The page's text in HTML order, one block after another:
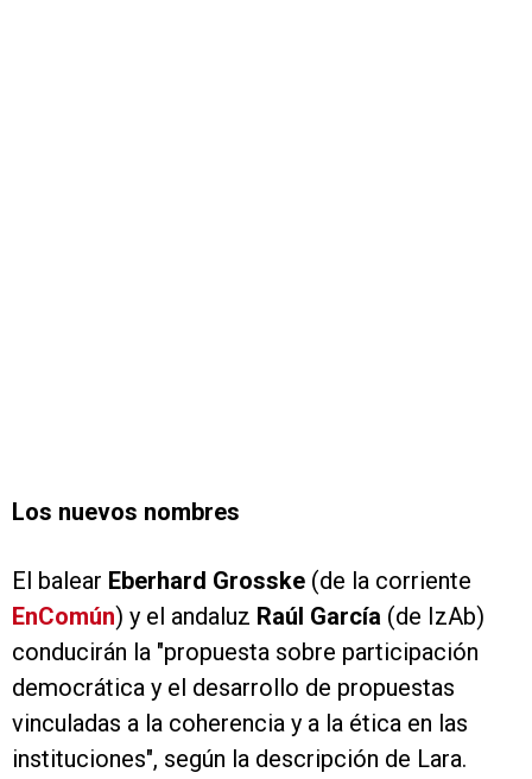
Los nuevos nombres
El balear Eberhard Grosske (de la corriente
EnComún) y el andaluz Raúl García (de IzAb)
conducirán la "propuesta sobre participación
democrática y el desarrollo de propuestas
vinculadas a la coherencia y a la ética en las
instituciones", según la descripción de Lara.